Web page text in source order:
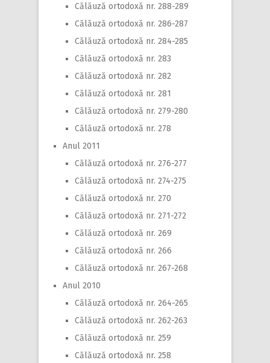
Călăuză ortodoxă nr. 288-289
Călăuză ortodoxă nr. 286-287
Călăuză ortodoxă nr. 284-285
Călăuză ortodoxă nr. 283
Călăuză ortodoxă nr. 282
Călăuză ortodoxă nr. 281
Călăuză ortodoxă nr. 279-280
Călăuză ortodoxă nr. 278
Anul 2011
Călăuză ortodoxă nr. 276-277
Călăuză ortodoxă nr. 274-275
Călăuză ortodoxă nr. 270
Călăuză ortodoxă nr. 271-272
Călăuză ortodoxă nr. 269
Călăuză ortodoxă nr. 266
Călăuză ortodoxă nr. 267-268
Anul 2010
Călăuză ortodoxă nr. 264-265
Călăuză ortodoxă nr. 262-263
Călăuză ortodoxă nr. 259
Călăuză ortodoxă nr. 258